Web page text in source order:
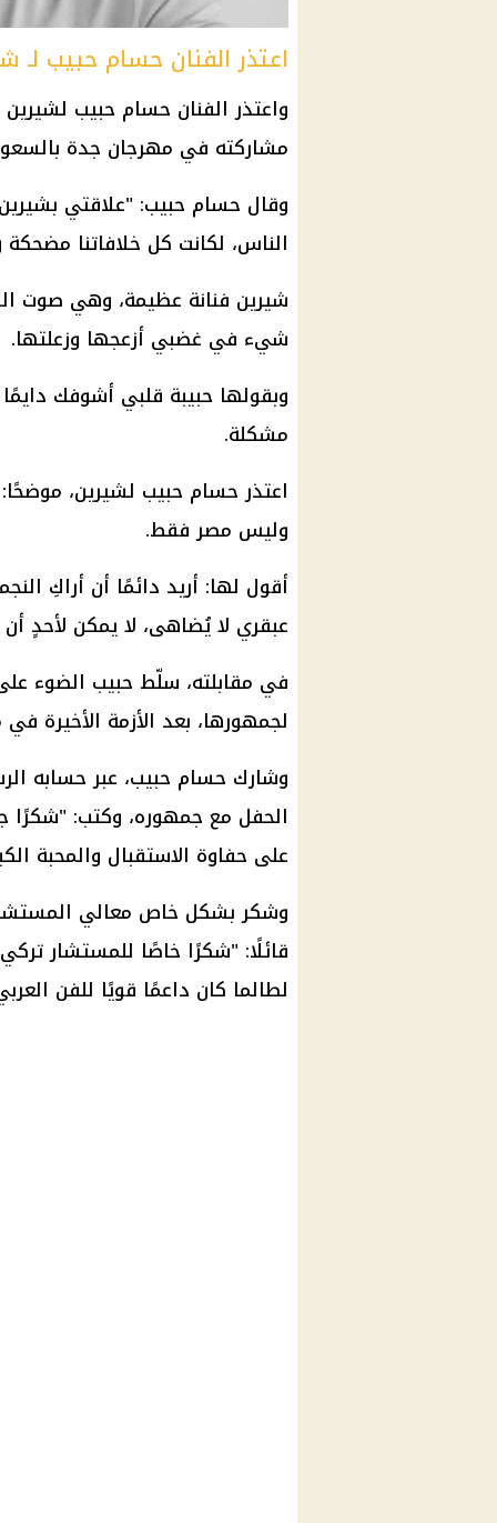
اعتذر الفنان حسام حبيب لـ
واعتذر الفنان حسام حبيب
مشاركته في مهرجان جدة
وقال حسام حبيب: "علاقتي بشيرين
الناس، لكانت كل خلافاتنا
شيرين فنانة عظيمة، وهي صوت
شيء في غضبي أزعجها وزعلتها.
وبقولها حبيبة قلبي أشوفك
مشكلة.
اعتذر حسام حبيب لشيرين، موضحًا:
وليس مصر فقط.
أقول لها: أريد دائمًا أن أراكِ
عبقري لا يُضاهى، لا يمكن لأحدٍ
في مقابلته، سلّط حبيب الضوء
لجمهورها، بعد الأزمة الأخيرة
وشارك حسام حبيب، عبر حسابه
الحفل مع جمهوره، وكتب: "شكرًا
على حفاوة الاستقبال والمحبة
وشكر بشكل خاص معالي المستشار
قائلًا: "شكرًا خاصًا للمستشار
لطالما كان داعمًا قويًا للفن